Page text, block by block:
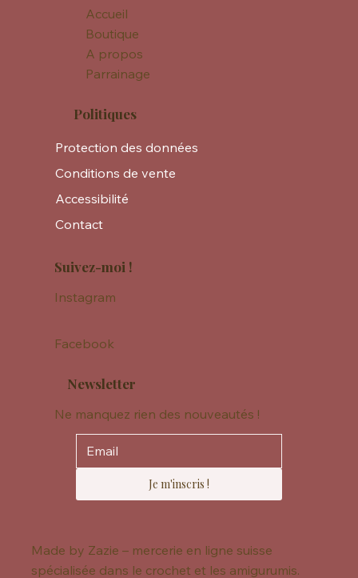
Accueil
Boutique
A propos
Parrainage
Politiques
Protection des données
Conditions de vente
Accessibilité
Contact
Suivez-moi !
Instagram
Facebook
Newsletter
Ne manquez rien des nouveautés !
Je m'inscris !
Made by Zazie – mercerie en ligne suisse
spécialisée dans le crochet et les amigurumis.